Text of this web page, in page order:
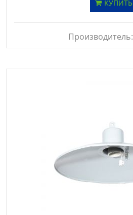
КУПИТЬ
Производитель: